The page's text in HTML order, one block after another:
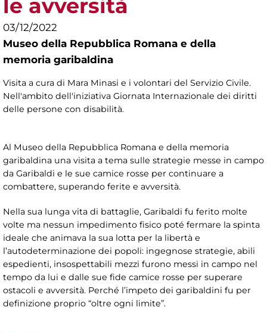
le avversità
03/12/2022
Museo della Repubblica Romana e della
memoria garibaldina
Visita a cura di Mara Minasi e i volontari del Servizio Civile.
Nell'ambito dell'iniziativa Giornata Internazionale dei diritti
delle persone con disabilità.
Al Museo della Repubblica Romana e della memoria
garibaldina una visita a tema sulle strategie messe in campo
da Garibaldi e le sue camice rosse per continuare a
combattere, superando ferite e avversità.
Nella sua lunga vita di battaglie, Garibaldi fu ferito molte
volte ma nessun impedimento fisico poté fermare la spinta
ideale che animava la sua lotta per la libertà e
l’autodeterminazione dei popoli: ingegnose strategie, abili
espedienti, insospettabili mezzi furono messi in campo nel
tempo da lui e dalle sue fide camice rosse per superare
ostacoli e avversità. Perché l’impeto dei garibaldini fu per
definizione proprio “oltre ogni limite”.